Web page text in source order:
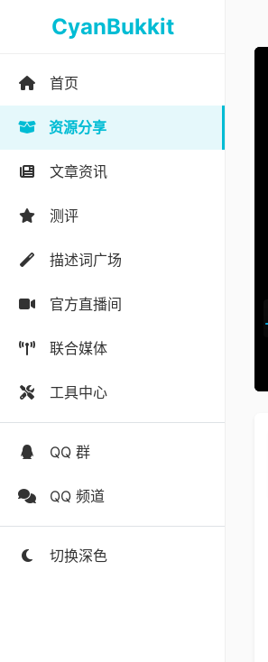
CyanBukkit
首页
资源分享
文章资讯
测评
描述词广场
官方直播间
联合媒体
工具中心
QQ 群
QQ 频道
切换深色